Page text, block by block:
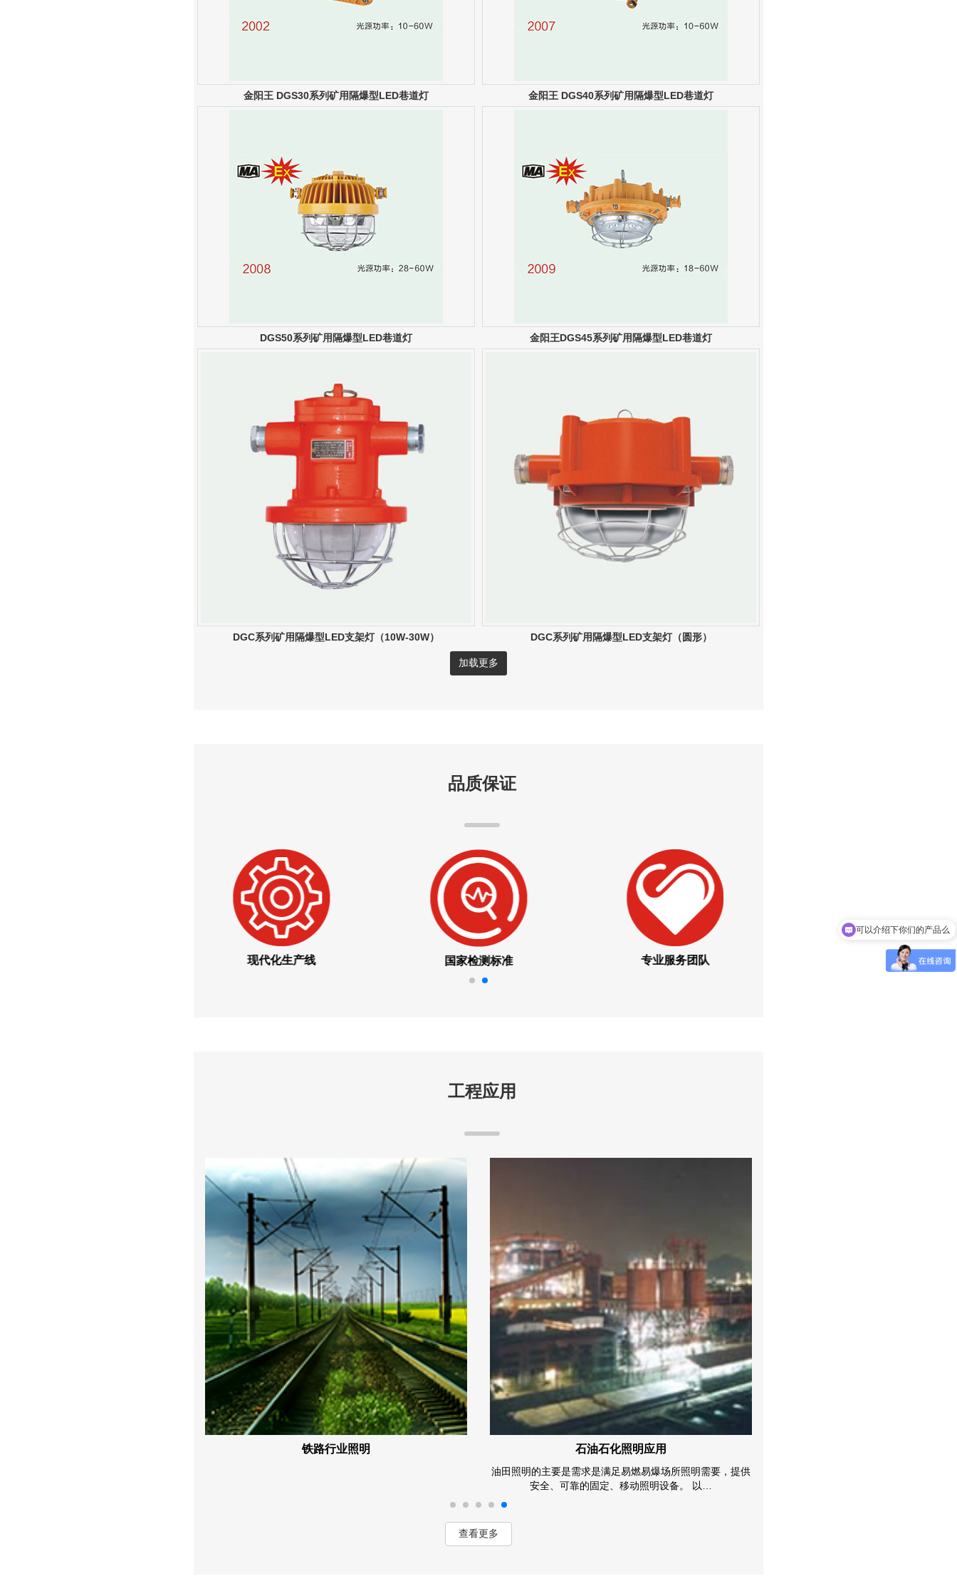
金阳王 DGS30系列矿用隔爆型LED巷道灯 金阳王 DGS40系列矿用隔爆型LED巷道灯
DGS50系列矿用隔爆型LED巷道灯 金阳王DGS45系列矿用隔爆型LED巷道灯
DGC系列矿用隔爆型LED支架灯（10W-30W） DGC系列矿用隔爆型LED支架灯（圆形）
加载更多
品质保证
现代化生产线 国家检测标准 专业服务团队
工程应用
铁路行业照明 石油石化照明应用
油田照明的主要是需求是满足易燃易爆场所照明需要，提供
安全、可靠的固定、移动照明设备。 以…
查看更多
你们是怎么收费的呢